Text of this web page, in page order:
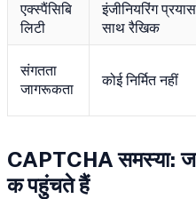
एक्स्पैंसिबि
लिटी
इंजीनियरिंग
साथ रैखिक
संगतता
जागरूकता
कोई निर्मित नहीं
CAPTCHA समस्या:
क पहुंचते हैं